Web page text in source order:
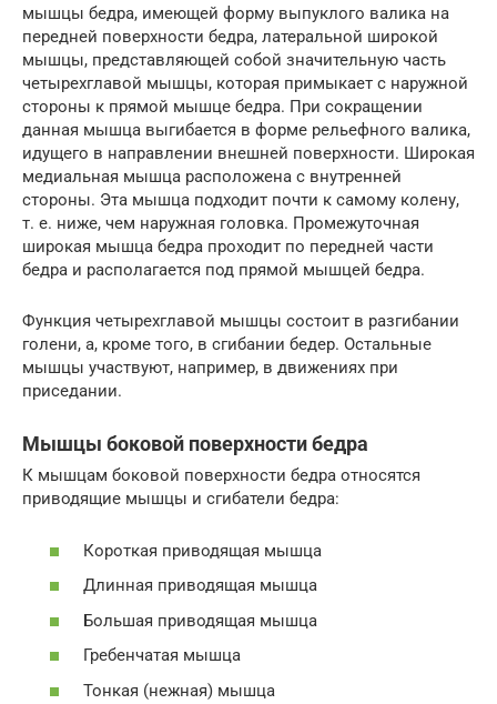
мышцы бедра, имеющей форму выпуклого валика на
передней поверхности бедра, латеральной широкой
мышцы, представляющей собой значительную часть
четырехглавой мышцы, которая примыкает с наружной
стороны к прямой мышце бедра. При сокращении
данная мышца выгибается в форме рельефного валика,
идущего в направлении внешней поверхности. Широкая
медиальная мышца расположена с внутренней
стороны. Эта мышца подходит почти к самому колену,
т. е. ниже, чем наружная головка. Промежуточная
широкая мышца бедра проходит по передней части
бедра и располагается под прямой мышцей бедра.
Функция четырехглавой мышцы состоит в разгибании
голени, а, кроме того, в сгибании бедер. Остальные
мышцы участвуют, например, в движениях при
приседании.
Мышцы боковой поверхности бедра
К мышцам боковой поверхности бедра относятся
приводящие мышцы и сгибатели бедра:
Короткая приводящая мышца
Длинная приводящая мышца
Большая приводящая мышца
Гребенчатая мышца
Тонкая (нежная) мышца